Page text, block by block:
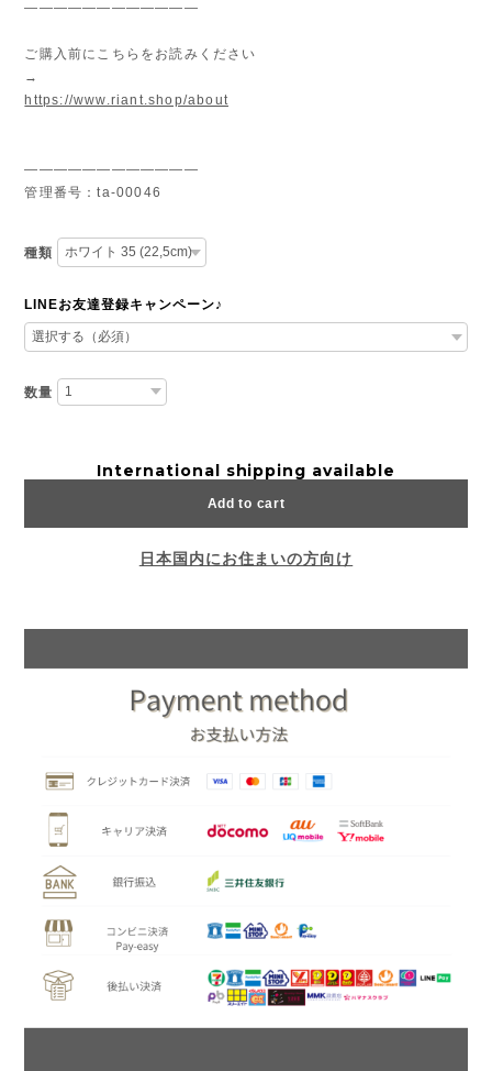
————————————
ご購入前にこちらをお読みください
→
https://www.riant.shop/about
————————————
管理番号：ta-00046
種類
LINEお友達登録キャンペーン♪
数量
International shipping available
Add to cart
日本国内にお住まいの方向け